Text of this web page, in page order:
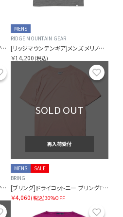
[リッジマウンテンギア]メンズ メリノベーシックショートスリーブTシャツ マイクロボーダー
MENS
RIDGE MOUNTAIN GEAR
[リッジマウンテンギア]メンズ メリノベーシックショートスリーブTシャツ マイクロボーダー
￥14,200 (税込)
お気に入り
[リッジマウンテンギア]メンズ メリノベーシックショートスリーブTシャツ マイクロボーダー
SOLD OUT
再入荷受付
SALE
MENS
BRING
[ブリング]ドライコットニー ブリングTシャツ ベーシック
￥4,060(税込)30%OFF
お気に入り